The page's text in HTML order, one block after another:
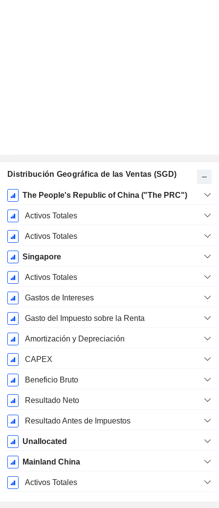
Distribución Geográfica de las Ventas (SGD)
Período
fiscal:
Diciembre
The People's Republic of China ("The PRC")
Activos Totales
Activos Totales
Singapore
Activos Totales
Gastos de Intereses
Gasto del Impuesto sobre la Renta
Amortización y Depreciación
CAPEX
Beneficio Bruto
Resultado Neto
Resultado Antes de Impuestos
Unallocated
Mainland China
Activos Totales